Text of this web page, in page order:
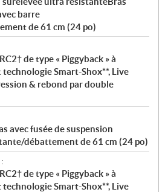
barre
de 61 cm (24 po)
de type « Piggyback » à
Smart-Shox**, Live
& rebond par double
avec fusée de suspension
débattement de 61 cm (24 po)
de type « Piggyback » à
Smart-Shox**, Live